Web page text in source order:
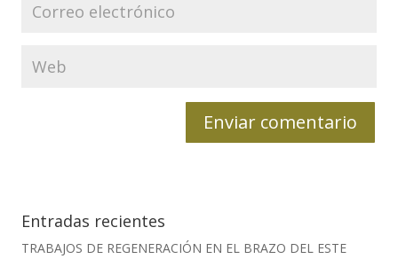
Entradas recientes
TRABAJOS DE REGENERACIÓN EN EL BRAZO DEL ESTE